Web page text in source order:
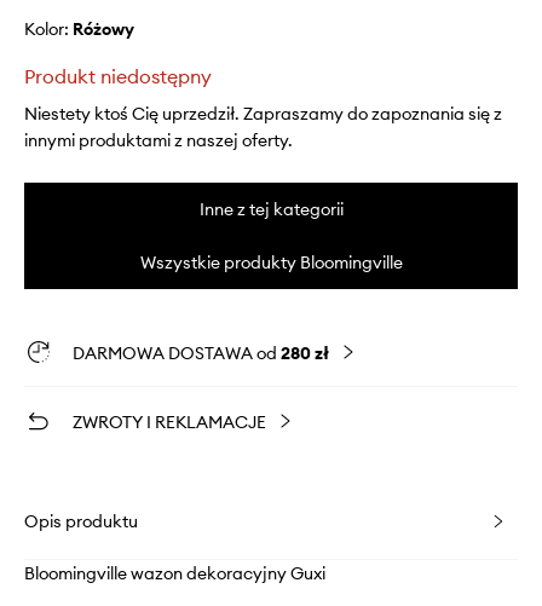
Kolor: różowy
Produkt niedostępny
Niestety ktoś Cię uprzedził. Zapraszamy do zapoznania się z
innymi produktami z naszej oferty.
Inne z tej kategorii
Wszystkie produkty Bloomingville
DARMOWA DOSTAWA od 280 zł
ZWROTY I REKLAMACJE
Opis produktu
Bloomingville wazon dekoracyjny Guxi